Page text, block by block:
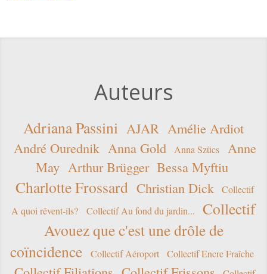
Auteurs
Adriana Passini AJAR Amélie Ardiot
André Ourednik Anna Gold Anna Szücs
Anne
May Arthur Brügger Bessa Myftiu
Charlotte Frossard Christian Dick
Collectif
A quoi rêvent-ils?
Collectif Au fond du jardin...
Collectif
Avouez que c'est une drôle de
coïncidence
Collectif Aéroport Collectif Encre Fraîche